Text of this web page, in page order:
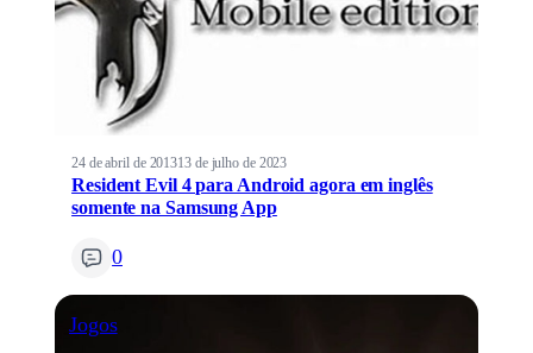
24 de abril de 201313 de julho de 2023
Resident Evil 4 para Android agora em inglês
somente na Samsung App
0
Jogos